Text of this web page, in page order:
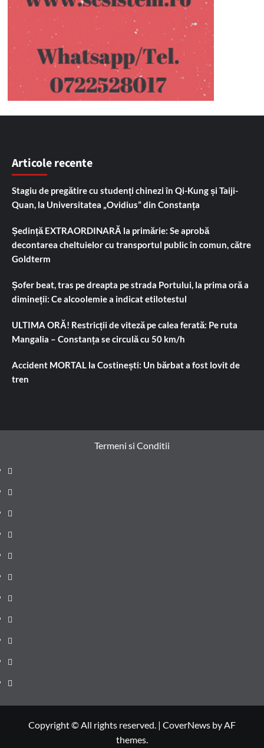
Articole recente
Stagiu de pregătire cu studenți chinezi în Qi-Kung și Taiji-
Quan, la Universitatea „Ovidius” din Constanța
Ședință EXTRAORDINARĂ la primărie: Se aprobă
decontarea cheltuielor cu transportul public în comun, către
Goldterm
Șofer beat, tras pe dreapta pe strada Portului, la prima oră a
dimineții: Ce alcoolemie a indicat etilotestul
ULTIMA ORĂ! Restricții de viteză pe calea ferată: Pe ruta
Mangalia – Constanța se circulă cu 50 km/h
Accident MORTAL la Costinești: Un bărbat a fost lovit de
tren
Termeni si Conditii
Prima
pagină
Știri
de
ultima
Administrație
locală
Actualitate
Justiție
Cultura
Sănătate
Litoral
Joburi
Politică
Comunicate
Copyright © All rights reserved. | CoverNews by AF
themes.